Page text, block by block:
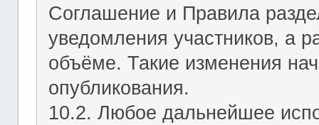
Соглашение и Правила
уведомления участников, а
объёме. Такие изменения
опубликования.
10.2. Любое дальнейшее